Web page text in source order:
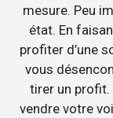
mesure. Peu
état. En
profiter d’une
vous
tirer un profit.
vendre votre